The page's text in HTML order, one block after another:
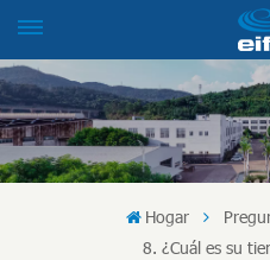
Hogar
8. ¿Cuál es su